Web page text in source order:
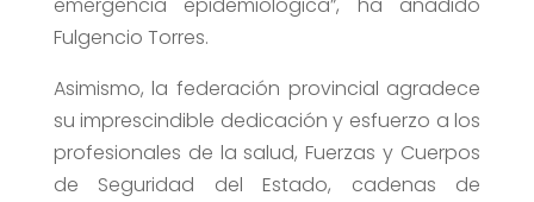
emergencia epidemiológica”, ha añadido
Fulgencio Torres.
Asimismo, la federación provincial agradece
su imprescindible dedicación y esfuerzo a los
profesionales de la salud, Fuerzas y Cuerpos
de Seguridad del Estado, cadenas de